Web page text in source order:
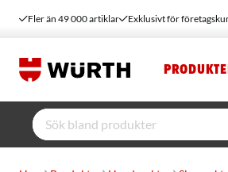
Fler än 49 000 artiklar Exklusivt för